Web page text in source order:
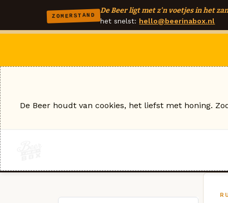
ZOMERSTAND
De Beer ligt met z'n voetjes in het
het snelst: hello@beerinabox.nl
De Beer houdt van cookies, het liefst met honing.